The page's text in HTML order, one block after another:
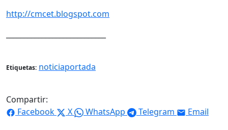
http://cmcet.blogspot.com
Etiquetas: noticiaportada
Compartir:
Facebook
X WhatsApp Telegram Email